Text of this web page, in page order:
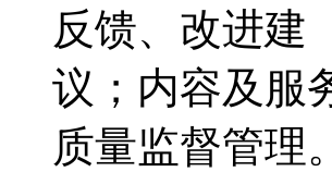
反馈、改进建
议；内容及服
质量监督管理。